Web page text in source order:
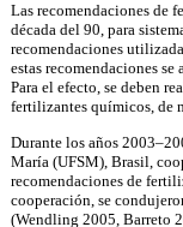
Las recomendaciones de
década del 90, para
recomendaciones
estas recomendaciones
Para el efecto, se deben
fertilizantes químicos, de
Durante los años
María (UFSM), Brasil,
recomendaciones de
cooperación, se
(Wendling 2005, Barreto